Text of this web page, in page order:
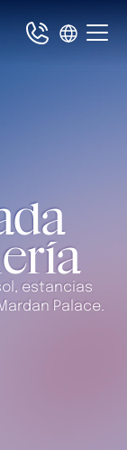
estancias
Palace.